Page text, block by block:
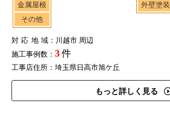
金属屋根
その他
外壁塗装
対応地域：川越市 周辺
施工事例数： 3件
工事店住所：埼玉県日高市旭ケ丘
もっと詳しく見る